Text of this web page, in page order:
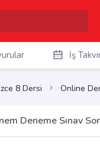
İş
8 Dersi Online
Deneme Sınav